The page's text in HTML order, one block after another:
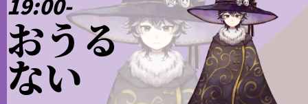
おうる
ない